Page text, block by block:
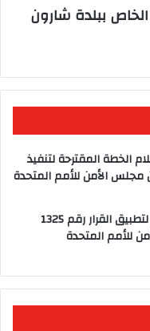
ببلدة شارون
الخطة المقترحة لتنفيذ
خطة العمل الوطنيّة لتطبيق القرار رقم 1325
للأمم المتحدة